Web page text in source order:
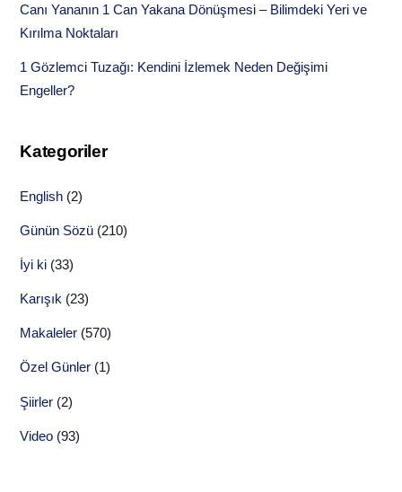
Canı Yananın 1 Can Yakana Dönüşmesi – Bilimdeki Yeri ve
Kırılma Noktaları
1 Gözlemci Tuzağı: Kendini İzlemek Neden Değişimi
Engeller?
Kategoriler
English (2)
Günün Sözü (210)
İyi ki (33)
Karışık (23)
Makaleler (570)
Özel Günler (1)
Şiirler (2)
Video (93)